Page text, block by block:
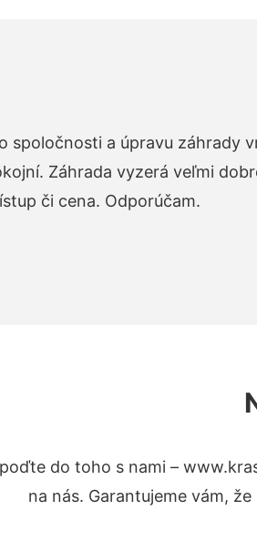
spoločnosti a úpravu záhrady
Záhrada vyzerá veľmi
či cena. Odporúčam.
do toho s nami –
na nás. Garantujeme vám,